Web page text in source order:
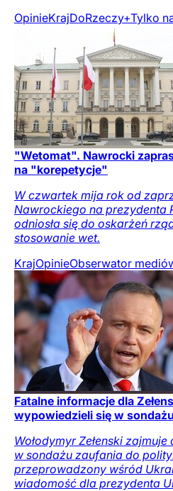
OpinieKrajDoRzeczy+Tylko
"Wetomat". Nawrocki
na "korepetycje"
W czwartek mija rok od
Nawrockiego na prezydenta
odniosła się do oskarżeń
stosowanie wet.
KrajOpinieObserwator
Fatalne informacje dla
wypowiedzieli się w sondażu
Wołodymyr Zełenski
w sondażu zaufania do
przeprowadzony wśród
wiadomość dla prezydenta